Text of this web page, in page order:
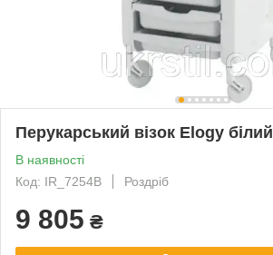
Перукарський візок Elogy білий
В наявності
Код: IR_7254B
Роздріб
9 805 ₴